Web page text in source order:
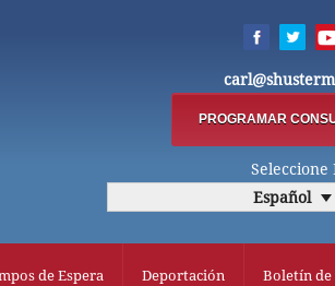
PROGRAMAR
Seleccione
Español
de Espera Deportación Boletín de